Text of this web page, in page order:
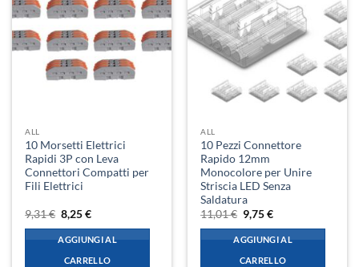
ALL
10 Morsetti Elettrici
Rapidi 3P con Leva
Connettori Compatti per
Fili Elettrici
9,31€ Il
prezzo
originale
era:
9,31 €.
8,25€Il
attuale
è:
8,25 €.
AGGIUNGI AL
CARRELLO
ALL
10 Pezzi Connettore
Rapido 12mm
Monocolore per Unire
Striscia LED Senza
Saldatura
11,01€ Il
prezzo
originale
era:
11,01 €.
9,75€Il
attuale
è:
9,75 €.
AGGIUNGI AL
CARRELLO